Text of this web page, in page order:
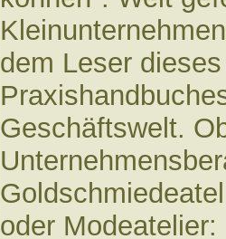
dem Leser
Geschäftswelt.
oder